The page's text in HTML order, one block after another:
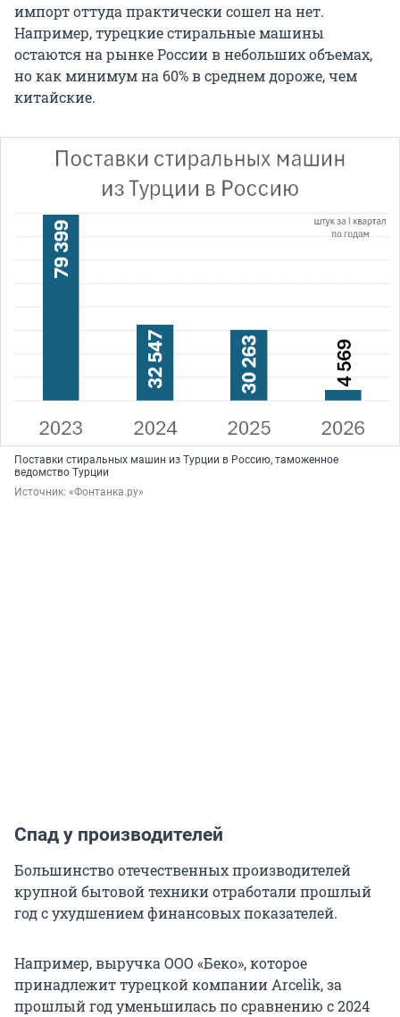
импорт оттуда практически сошел на нет.
Например, турецкие стиральные машины
остаются на рынке России в небольших объемах,
но как минимум на 60% в среднем дороже, чем
китайские.
Поставки стиральных машин из Турции в Россию, таможенное
ведомство Турции
Источник: «Фонтанка.ру»
Спад у производителей
Большинство отечественных производителей
крупной бытовой техники отработали прошлый
год с ухудшением финансовых показателей.
Например, выручка ООО «Беко», которое
принадлежит турецкой компании Arcelik, за
прошлый год уменьшилась по сравнению с 2024